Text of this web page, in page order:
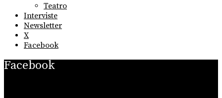
Teatro
Interviste
Newsletter
X
Facebook
Facebook